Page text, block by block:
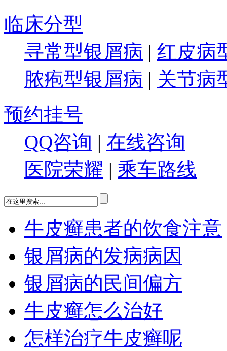
临床分型
寻常型银屑病 | 红皮病
脓疱型银屑病 | 关节病
预约挂号
QQ咨询 | 在线咨询
医院荣耀 | 乘车路线
牛皮癣患者的饮食注意
银屑病的发病病因
银屑病的民间偏方
牛皮癣怎么治好
怎样治疗牛皮癣呢